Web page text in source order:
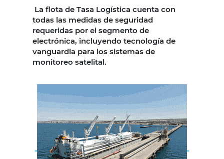
La flota de Tasa Logística cuenta con
todas las medidas de seguridad
requeridas por el segmento de
electrónica, incluyendo tecnología de
vanguardia para los sistemas de
monitoreo satelital.